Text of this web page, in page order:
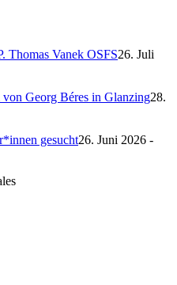
Thomas Vanek OSFS26. Juli
Georg Béres in Glanzing28.
gesucht26. Juni 2026 -